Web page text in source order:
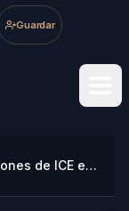
Guardar
Detenciones de ICE en 2026: Qué Hacer Después de un Arresto